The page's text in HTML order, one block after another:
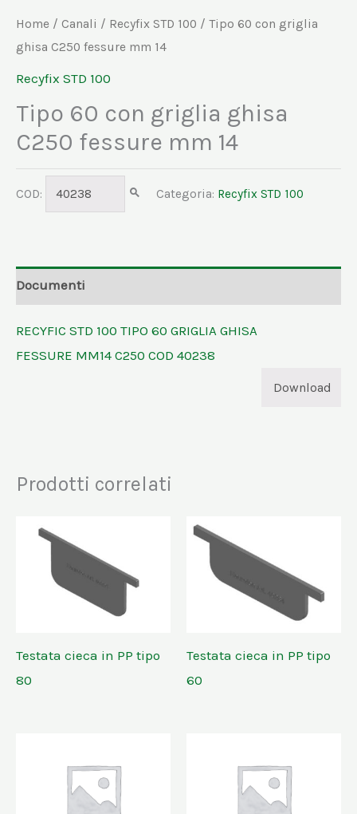
Home / Canali / Recyfix STD 100 / Tipo 60 con griglia
ghisa C250 fessure mm 14
Recyfix STD 100
Tipo 60 con griglia ghisa
C250 fessure mm 14
COD: 40238 Categoria: Recyfix STD 100
Documenti
RECYFIC STD 100 TIPO 60 GRIGLIA GHISA
FESSURE MM14 C250 COD 40238
Download
Prodotti correlati
Testata cieca in PP tipo
80
Testata cieca in PP tipo
60